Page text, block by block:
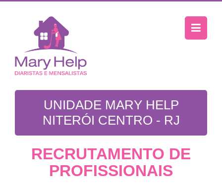
UNIDADE MARY HELP
NITERÓI CENTRO - RJ
RECRUTAMENTO DE
PROFISSIONAIS